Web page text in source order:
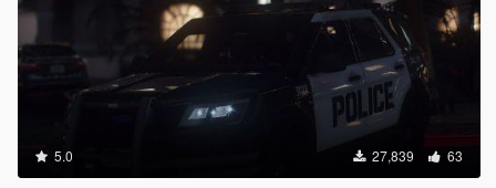
5.0 27,839 63